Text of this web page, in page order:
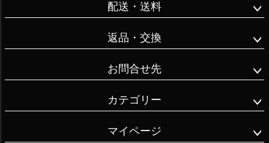
配送・送料
返品・交換
お問合せ先
カテゴリー
マイページ